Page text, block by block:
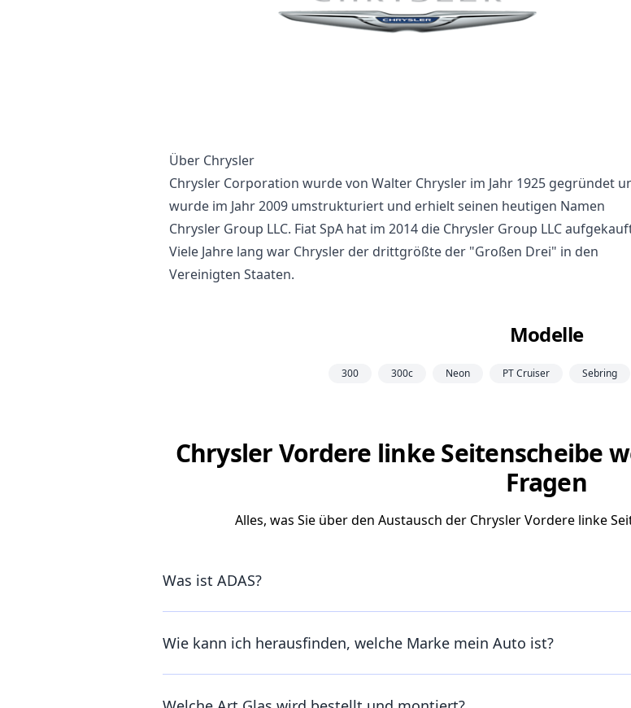
Über Chrysler
Chrysler Corporation wurde von Walter Chrysler im Jahr 1925 gegründet
wurde im Jahr 2009 umstrukturiert und erhielt seinen heutigen Namen
Chrysler Group LLC. Fiat SpA hat im 2014 die Chrysler Group LLC
Viele Jahre lang war Chrysler der drittgrößte der "Großen Drei" in den
Vereinigten Staaten.
Modelle
300 300c Neon PT Cruiser Sebring
Chrysler Vordere linke Seitenscheibe
Fragen
Alles, was Sie über den Austausch der Chrysler Vordere linke
Was ist ADAS?
Wie kann ich herausfinden, welche Marke mein Auto ist?